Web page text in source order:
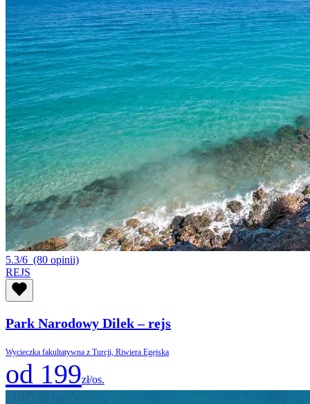
5.3/6 (80 opinii)
REJS
Park Narodowy Dilek – rejs
Wycieczka fakultatywna z Turcji, Riwiera Egejska
od 199zł/os.